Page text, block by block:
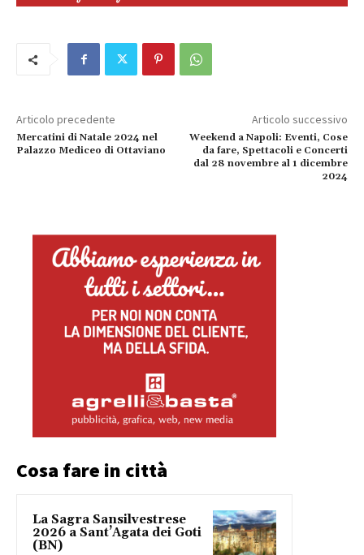
Articolo precedente
Mercatini di Natale 2024 nel
Palazzo Mediceo di Ottaviano
Articolo successivo
Weekend a Napoli: Eventi, Cose
da fare, Spettacoli e Concerti
dal 28 novembre al 1 dicembre
2024
Cosa fare in città
La Sagra Sansilvestrese
2026 a Sant’Agata dei Goti
(BN)